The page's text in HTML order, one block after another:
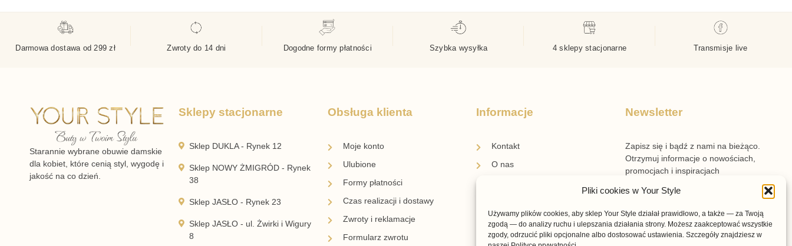
Pliki cookies w Your Style
Używamy plików cookies, aby sklep Your Style działał prawidłowo, a także — za Twoją
zgodą — do analizy ruchu i ulepszania działania strony. Możesz zaakceptować wszystkie
zgody, odrzucić pliki opcjonalne albo dostosować ustawienia. Szczegóły znajdziesz w
Darmowa dostawa od 299 zł Zwroty do 14 dni Dogodne formy płatności Szybka wysyłka 4 sklepy stacjonarne Transmisje live
Starannie wybrane obuwie damskie
dla kobiet, które cenią styl, wygodę i
jakość na co dzień.
Sklepy stacjonarne
Sklep DUKLA - Rynek 12
Sklep NOWY ŻMIGRÓD - Rynek
38
Sklep JASŁO - Rynek 23
Sklep JASŁO - ul. Żwirki i Wigury
8
Obsługa klienta
Moje konto
Ulubione
Formy płatności
Czas realizacji i dostawy
Zwroty i reklamacje
Formularz zwrotu
Informacje
Kontakt
O nas
Regulamin voucherów
Polityka prywatności i cookies
Newsletter
Zapisz się i bądź z nami na bieżąco.
Otrzymuj informacje o nowościach,
promocjach i inspiracjach